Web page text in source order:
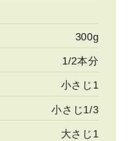
300g
1/2本分
小さじ1
小さじ1/3
大さじ1